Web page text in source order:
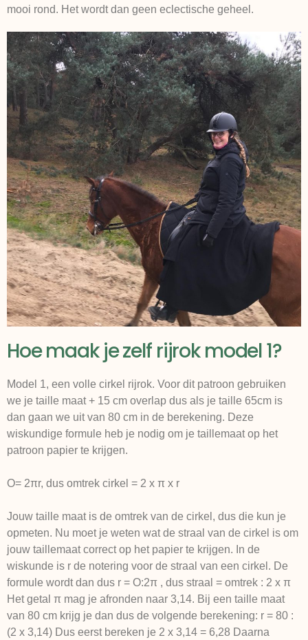
mooi rond. Het wordt dan geen eclectische geheel.
Hoe maak je zelf rijrok model 1?
Model 1, een volle cirkel rijrok. Voor dit patroon gebruiken
we je taille maat + 15 cm overlap dus als je taille 65cm is
dan gaan we uit van 80 cm in de berekening. Deze
wiskundige formule heb je nodig om je taillemaat op het
patroon papier te krijgen.
O= 2πr, dus omtrek cirkel = 2 x π x r
Jouw taille maat is de omtrek van de cirkel, dus die kun je
opmeten. Nu moet je weten wat de straal van de cirkel is om
jouw taillemaat correct op het papier te krijgen. In de
wiskunde is r de notering voor de straal van een cirkel. De
formule wordt dan dus r = O:2π , dus straal = omtrek : 2 x π
Het getal π mag je afronden naar 3,14. Bij een taille maat
van 80 cm krijg je dan dus de volgende berekening: r = 80 :
(2 x 3,14) Dus eerst bereken je 2 x 3,14 = 6,28 Daarna